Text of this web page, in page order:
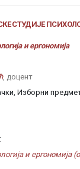
СТУДИЈЕ
и ергономија
, доцент
Изборни
и ергономија